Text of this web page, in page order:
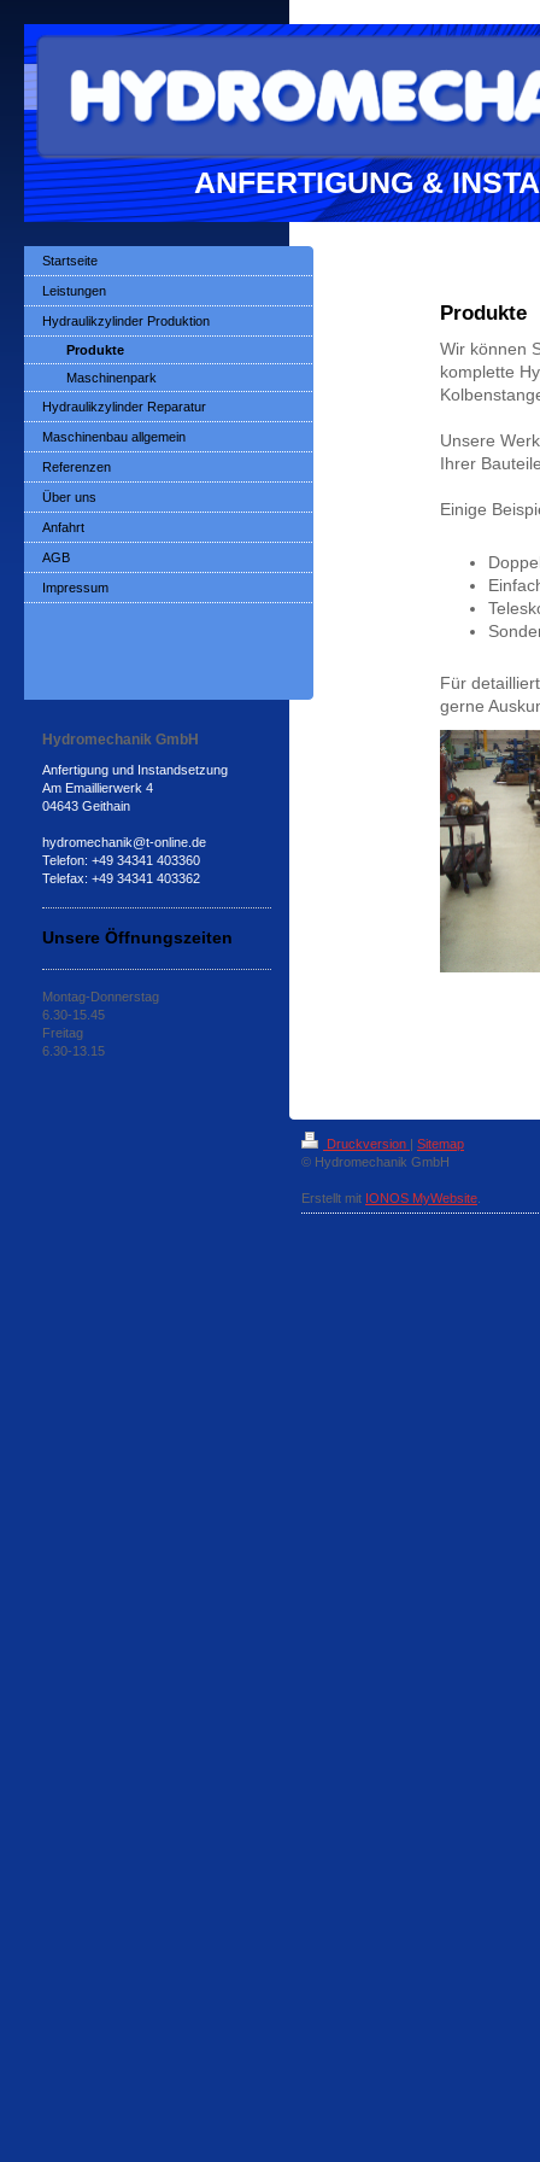
ANFERTIGUNG &
Produkte
Wir können
komplette
Unsere
Ihrer
Einige
Für
gerne
Startseite
Leistungen
Hydraulikzylinder Produktion
Produkte
Maschinenpark
Hydraulikzylinder Reparatur
Maschinenbau allgemein
Referenzen
Über uns
Anfahrt
AGB
Impressum
Hydromechanik GmbH
Anfertigung und Instandsetzung
Am Emaillierwerk 4
04643 Geithain
hydromechanik@t-online.de
Telefon: +49 34341 403360
Telefax: +49 34341 403362
Unsere Öffnungszeiten
Montag-Donnerstag
6.30-15.45
Freitag
6.30-13.15
Druckversion | Sitemap
© Hydromechanik GmbH
Erstellt mit IONOS MyWebsite